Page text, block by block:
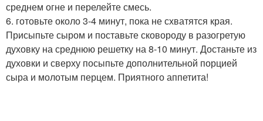
среднем огне и перелейте смесь.
6. готовьте около 3-4 минут, пока не схватятся края.
Присыпьте сыром и поставьте сковороду в разогретую
духовку на среднюю решетку на 8-10 минут. Достаньте из
духовки и сверху посыпьте дополнительной порцией
сыра и молотым перцем. Приятного аппетита!